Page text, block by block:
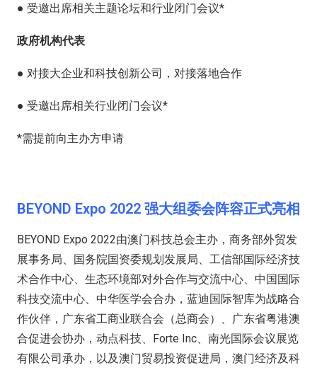
● 受邀出席相关主题论坛和行业闭门会议*
政府机构代表
● 对接大企业和科技创新公司，对接落地合作
● 受邀出席相关行业闭门会议*
*需提前向主办方申请
BEYOND Expo 2022 强大组委会阵容正式亮相
BEYOND Expo 2022由澳门科技总会主办，商务部外贸发
展事务局、国务院国资委规划发展局、工信部国际经济技
术合作中心、生态环境部对外合作与交流中心、中国国际
科技交流中心、中华医学会合办，蓝迪国际智库为战略合
作伙伴，广东省工商业联合会（总商会）、广东省粤港澳
合促进会协办，动点科技、Forte Inc、南光国际会议展览
有限公司承办，以及澳门贸易投资促进局，澳门经济及科